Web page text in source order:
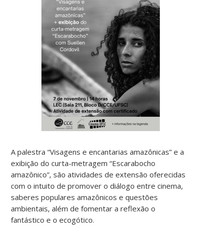
A palestra “Visagens e encantarias amazônicas” e a
exibição do curta-metragem “Escarabocho
amazônico”, são atividades de extensão oferecidas
com o intuito de promover o diálogo entre cinema,
saberes populares amazônicos e questões
ambientais, além de fomentar a reflexão o
fantástico e o ecogótico.